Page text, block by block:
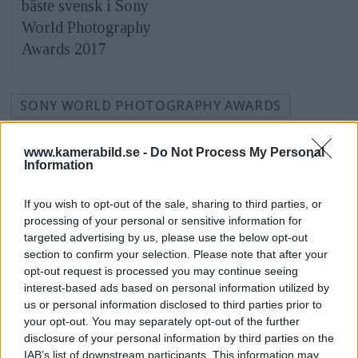
www.kamerabild.se - Do Not Process My Personal
Information
If you wish to opt-out of the sale, sharing to third parties, or
processing of your personal or sensitive information for
targeted advertising by us, please use the below opt-out
section to confirm your selection. Please note that after your
opt-out request is processed you may continue seeing
interest-based ads based on personal information utilized by
us or personal information disclosed to third parties prior to
your opt-out. You may separately opt-out of the further
disclosure of your personal information by third parties on the
IAB’s list of downstream participants. This information may
bäste svensk i Sony
World Photography
Awards 2017
SONY WORLD PHOTOGRAPHY AWARDS
NYHETER